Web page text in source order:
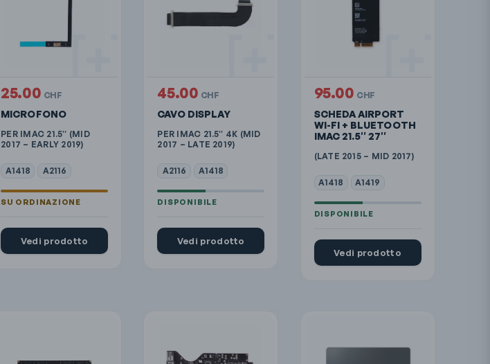
MICROFONO
PER IMAC 21.5″ (MID
2017 – EARLY 2019)
A1418 A2116
25.00 CHF
Vedi prodotto
CAVO DISPLAY
PER IMAC 21.5″ 4K (MID
2017 – LATE 2019)
A2116 A1418
45.00 CHF
Vedi prodotto
SCHEDA AIRPORT
WI-FI + BLUETOOTH
IMAC 21.5″ 27″
A1418 A1419
(LATE 2015 – MID 2017)
95.00 CHF
Vedi prodotto